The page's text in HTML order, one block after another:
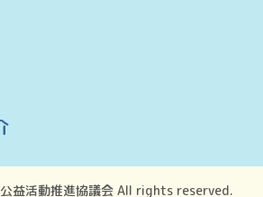
益活動推進協議会 All rights reserved.